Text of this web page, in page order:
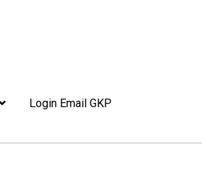
Login Email GKP